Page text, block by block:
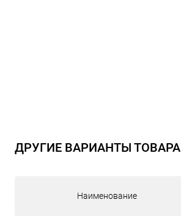
ДРУГИЕ ВАРИАНТЫ ТОВАРА
Наименование